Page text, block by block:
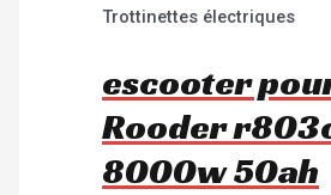
Trottinettes électriques
escooter
Rooder
8000w 50ah